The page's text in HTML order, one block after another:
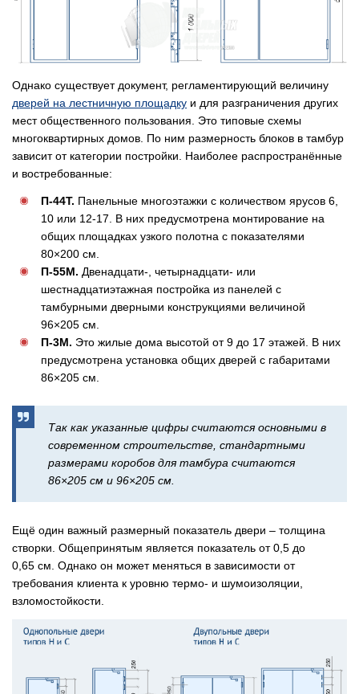
Однако существует документ, регламентирующий величину
дверей на лестничную площадку и для разграничения других
мест общественного пользования. Это типовые схемы
многоквартирных домов. По ним размерность блоков в тамбур
зависит от категории постройки. Наиболее распространённые
и востребованные:
П-44Т. Панельные многоэтажки с количеством ярусов 6,
10 или 12-17. В них предусмотрена монтирование на
общих площадках узкого полотна с показателями
80×200 см.
П-55М. Двенадцати-, четырнадцати- или
шестнадцатиэтажная постройка из панелей с
тамбурными дверными конструкциями величиной
96×205 см.
П-3М. Это жилые дома высотой от 9 до 17 этажей. В них
предусмотрена установка общих дверей с габаритами
86×205 см.
Так как указанные цифры считаются основными в
современном строительстве, стандартными
размерами коробов для тамбура считаются
86×205 см и 96×205 см.
Ещё один важный размерный показатель двери – толщина
створки. Общепринятым является показатель от 0,5 до
0,65 см. Однако он может меняться в зависимости от
требования клиента к уровню термо- и шумоизоляции,
взломостойкости.